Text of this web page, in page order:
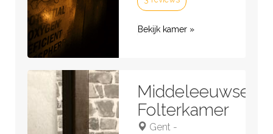
Bekijk kamer »
Middeleeuwse
Folterkamer
Gent -